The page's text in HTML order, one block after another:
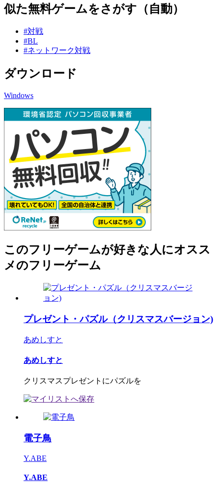
似た無料ゲームをさがす（自動）
#対戦
#BL
#ネットワーク対戦
ダウンロード
Windows
このフリーゲームが好きな人にオスス
メのフリーゲーム
プレゼント・パズル（クリスマスバージョン)
あめしすと
あめしすと
クリスマスプレゼントにパズルを
電子鳥
Y.ABE
Y.ABE